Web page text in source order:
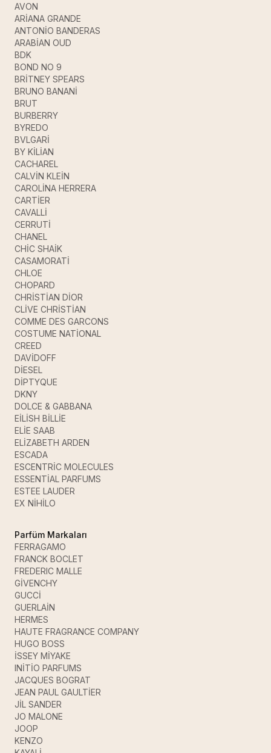
AVON
ARİANA GRANDE
ANTONİO BANDERAS
ARABİAN OUD
BDK
BOND NO 9
BRİTNEY SPEARS
BRUNO BANANİ
BRUT
BURBERRY
BYREDO
BVLGARİ
BY KİLİAN
CACHAREL
CALVİN KLEİN
CAROLİNA HERRERA
CARTİER
CAVALLİ
CERRUTİ
CHANEL
CHİC SHAİK
CASAMORATİ
CHLOE
CHOPARD
CHRİSTİAN DİOR
CLİVE CHRİSTİAN
COMME DES GARCONS
COSTUME NATİONAL
CREED
DAVİDOFF
DİESEL
DİPTYQUE
DKNY
DOLCE & GABBANA
EİLİSH BİLLİE
ELİE SAAB
ELİZABETH ARDEN
ESCADA
ESCENTRİC MOLECULES
ESSENTİAL PARFUMS
ESTEE LAUDER
EX NİHİLO
Parfüm Markaları
FERRAGAMO
FRANCK BOCLET
FREDERIC MALLE
GİVENCHY
GUCCİ
GUERLAİN
HERMES
HAUTE FRAGRANCE COMPANY
HUGO BOSS
İSSEY MİYAKE
INİTİO PARFUMS
JACQUES BOGRAT
JEAN PAUL GAULTİER
JİL SANDER
JO MALONE
JOOP
KENZO